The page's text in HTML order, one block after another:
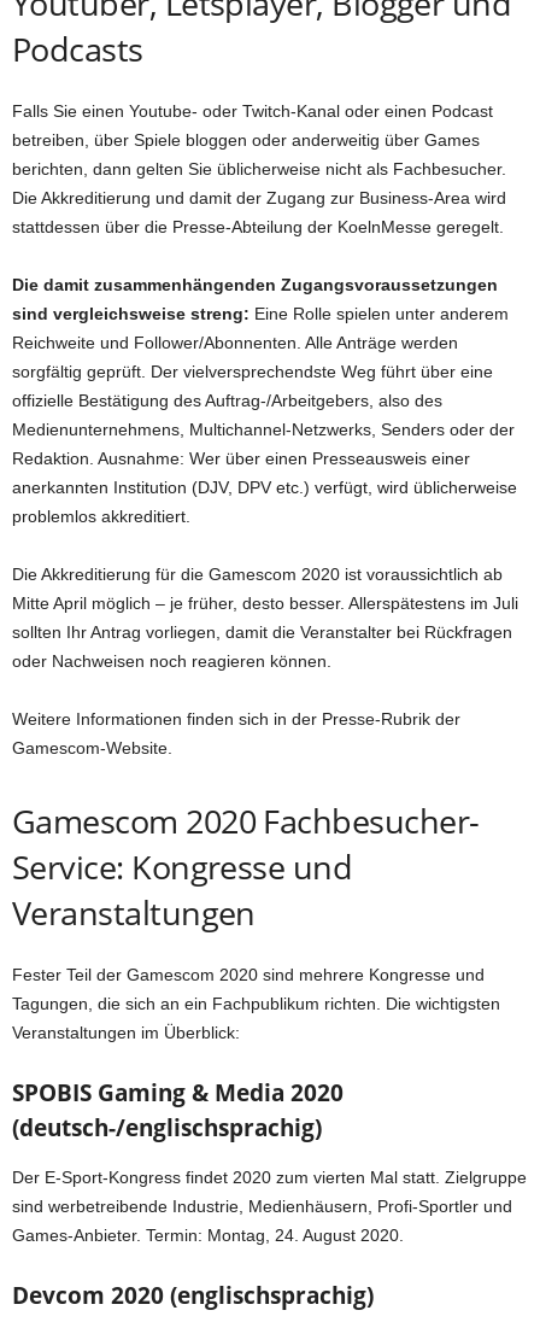
Podcasts
Falls Sie einen Youtube- oder Twitch-Kanal oder einen Podcast
betreiben, über Spiele bloggen oder anderweitig über Games
berichten, dann gelten Sie üblicherweise nicht als Fachbesucher.
Die Akkreditierung und damit der Zugang zur Business-Area wird
stattdessen über die Presse-Abteilung der KoelnMesse geregelt.
Die damit zusammenhängenden Zugangsvoraussetzungen
sind vergleichsweise streng: Eine Rolle spielen unter anderem
Reichweite und Follower/Abonnenten. Alle Anträge werden
sorgfältig geprüft. Der vielversprechendste Weg führt über eine
offizielle Bestätigung des Auftrag-/Arbeitgebers, also des
Medienunternehmens, Multichannel-Netzwerks, Senders oder der
Redaktion. Ausnahme: Wer über einen Presseausweis einer
anerkannten Institution (DJV, DPV etc.) verfügt, wird üblicherweise
problemlos akkreditiert.
Die Akkreditierung für die Gamescom 2020 ist voraussichtlich ab
Mitte April möglich – je früher, desto besser. Allerspätestens im Juli
sollten Ihr Antrag vorliegen, damit die Veranstalter bei Rückfragen
oder Nachweisen noch reagieren können.
Weitere Informationen finden sich in der Presse-Rubrik der
Gamescom-Website.
Gamescom 2020 Fachbesucher-
Service: Kongresse und
Veranstaltungen
Fester Teil der Gamescom 2020 sind mehrere Kongresse und
Tagungen, die sich an ein Fachpublikum richten. Die wichtigsten
Veranstaltungen im Überblick:
SPOBIS Gaming & Media 2020
(deutsch-/englischsprachig)
Der E-Sport-Kongress findet 2020 zum vierten Mal statt. Zielgruppe
sind werbetreibende Industrie, Medienhäusern, Profi-Sportler und
Games-Anbieter. Termin: Montag, 24. August 2020.
Devcom 2020 (englischsprachig)